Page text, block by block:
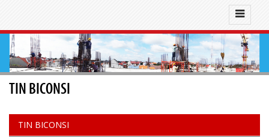
TIN BICONSI
TIN BICONSI